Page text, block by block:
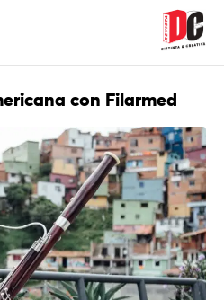
con Filarmed